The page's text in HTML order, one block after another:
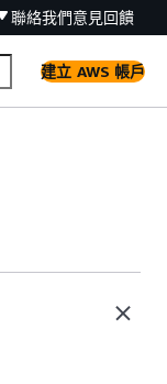
聯絡我們意見回饋
建立 AWS 帳戶